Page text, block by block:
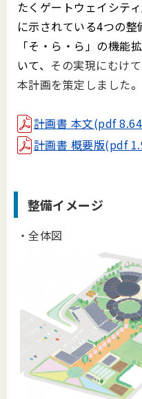
たくゲートウェイシテ
に示されている4つの
「そ・ら・ら」の機能
いて、 その実現にむけ
本計画を策定しました。
計画書 本文(pdf
計画書 概要版(pdf
整備イメージ
・全体図